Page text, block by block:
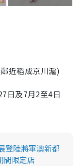
近稻成京川滬)
日及7月2至4日
登陸將軍澳新都
間限定店